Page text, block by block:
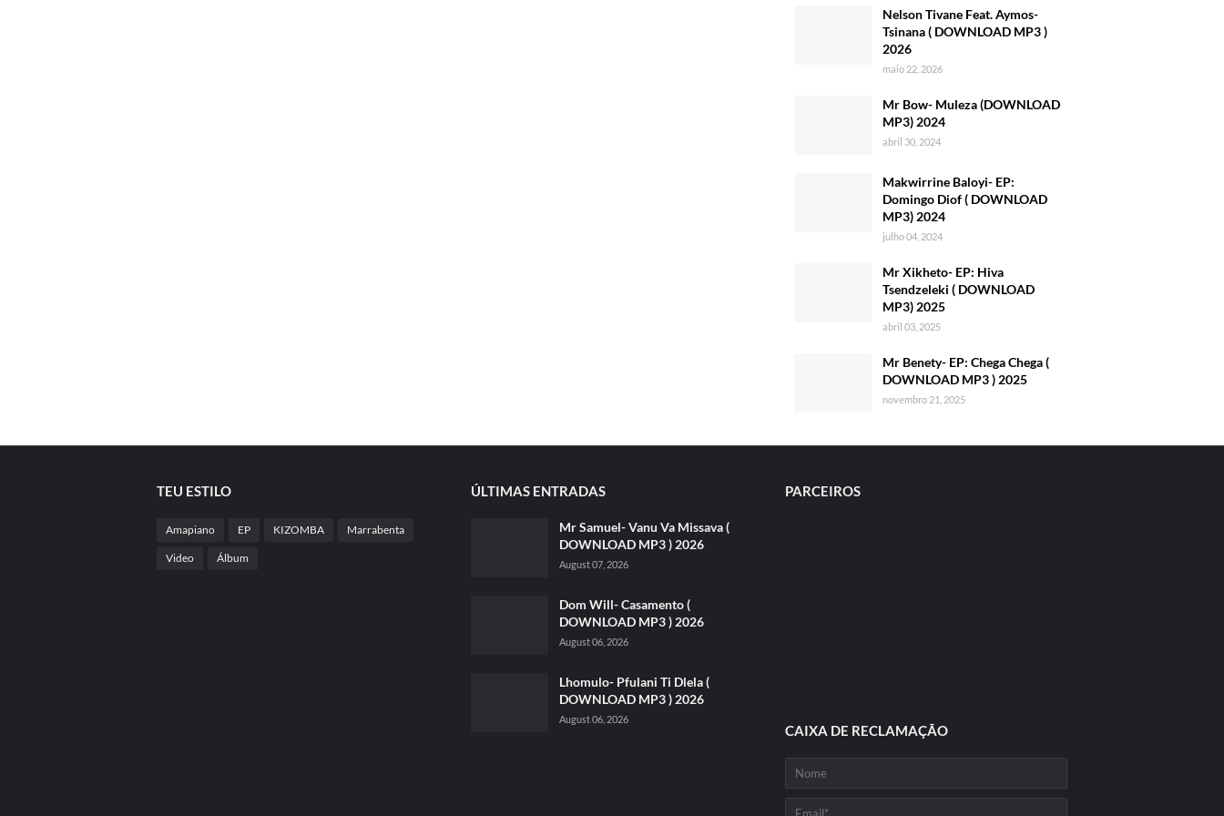
Nelson Tivane Feat. Aymos-
Tsinana ( DOWNLOAD MP3 )
2026
maio 22, 2026
Mr Bow- Muleza (DOWNLOAD
MP3) 2024
abril 30, 2024
Makwirrine Baloyi- EP:
Domingo Diof ( DOWNLOAD
MP3) 2024
julho 04, 2024
Mr Xikheto- EP: Hiva
Tsendzeleki ( DOWNLOAD
MP3) 2025
abril 03, 2025
Mr Benety- EP: Chega Chega (
DOWNLOAD MP3 ) 2025
novembro 21, 2025
TEU ESTILO
Amapiano EP KIZOMBA Marrabenta
Video Álbum
ÚLTIMAS ENTRADAS
Mr Samuel- Vanu Va Missava (
DOWNLOAD MP3 ) 2026
August 07, 2026
Dom Will- Casamento (
DOWNLOAD MP3 ) 2026
August 06, 2026
Lhomulo- Pfulani Ti Dlela (
DOWNLOAD MP3 ) 2026
August 06, 2026
PARCEIROS
CAIXA DE RECLAMAÇÃO